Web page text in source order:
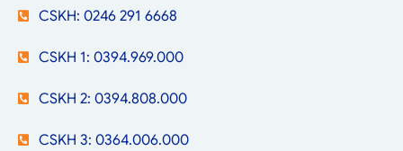
CSKH: 0246 291 6668
CSKH 1: 0394.969.000
CSKH 2: 0394.808.000
CSKH 3: 0364.006.000